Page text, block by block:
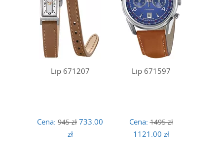
Lip 671207
Cena: 945 zł 733.00
zł
Lip 671597
Cena: 1495 zł
1121.00 zł